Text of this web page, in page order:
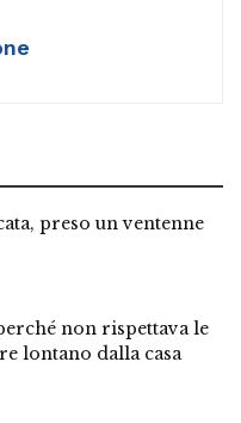
preso un ventenne
non rispettava le
lontano dalla casa